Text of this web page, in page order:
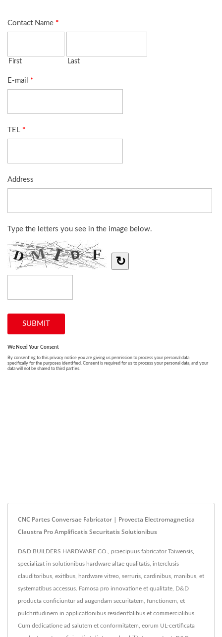
CNC Partes Conversae Fabricator | Provecta Electromagnetica
Claustra Pro Amplificatis Securitatis Solutionibus
D&D BUILDERS HARDWARE CO., praecipuus fabricator Taiwensis,
specializat in solutionibus hardware altae qualitatis, interclusis
clauditoribus, exitibus, hardware vitreo, serruris, cardinibus, manibus, et
systematibus accessus. Famosa pro innovatione et qualitate, D&D
producta conficiuntur ad augendam securitatem, functionem, et
pulchritudinem in applicationibus residentialibus et commercialibus.
Cum dedicatione ad salutem et conformitatem, eorum UL-certificata